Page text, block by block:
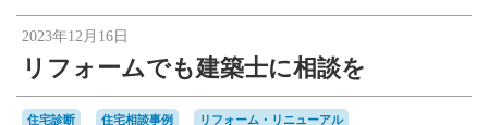
2023年12月16日
リフォームでも建築士に相談を
住宅診断 住宅相談事例 リフォーム・リニューアル